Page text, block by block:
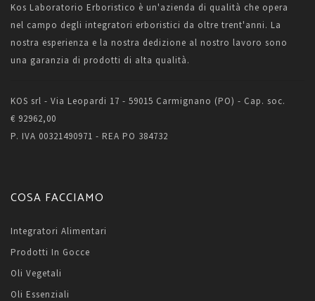
Kos Laboratorio Erboristico è un'azienda di qualità che opera
nel campo degli integratori erboristici da oltre trent'anni. La
nostra esperienza e la nostra dedizione al nostro lavoro sono
una garanzia di prodotti di alta qualità.
KOS srl - Via Leopardi 17 - 59015 Carmignano (PO) - Cap. soc.
€ 92962,00
P. IVA 00321490971 - REA PO 384732
COSA FACCIAMO
Integratori Alimentari
Prodotti In Gocce
Oli Vegetali
Oli Essenziali